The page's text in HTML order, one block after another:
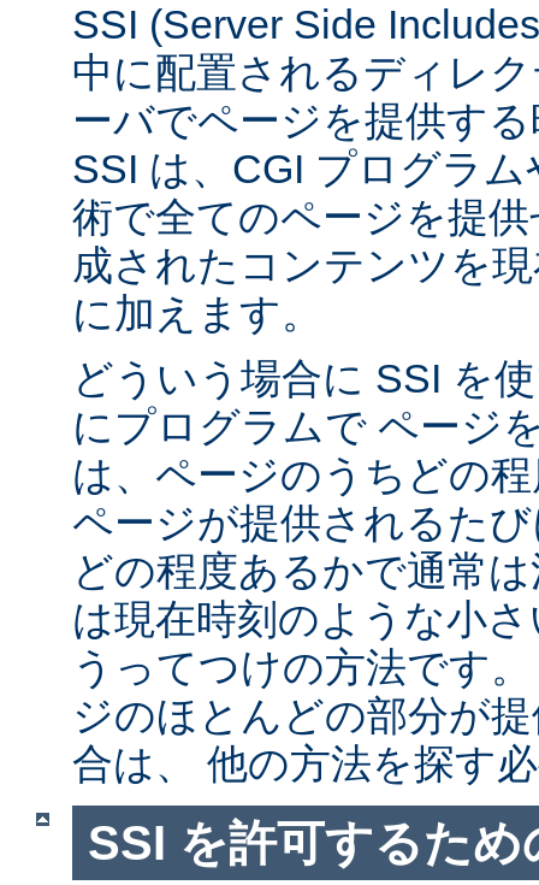
SSI (Server Side
中に配置されるディレ
ーバでページを提供す
SSI は、CGI プログラ
術で全てのページを提
成されたコンテンツを
に加えます。
どういう場合に SSI を
にプログラムで ページ
は、ページのうちどの
ページが提供されるた
どの程度あるかで通常
は現在時刻のような小
うってつけの方法です
ジのほとんどの部分が
合は、 他の方法を探す
SSI を許可するた